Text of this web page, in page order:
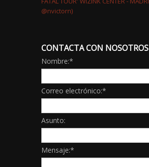
CONTACTA CON NOSOTROS
Nombre:*
Correo electrónico:*
Asunto:
Mensaje:*